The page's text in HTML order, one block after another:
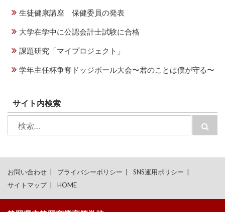
生徒健康講座 保健委員の発表
大学在学中に公認会計士試験に合格
課題研究「マイプロジェクト」
学年主任杯争奪ドッジボール大会〜君のことは僕が守る〜
サイト内検索
索:
索
お問い合わせ プライバシーポリシー
SNS運用ポリシー
サイトマップ
HOME